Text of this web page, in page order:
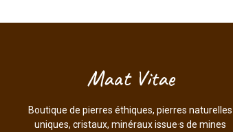
Maat Vitae
Boutique de pierres éthiques, pierres naturelles
uniques, cristaux, minéraux issue·s de mines